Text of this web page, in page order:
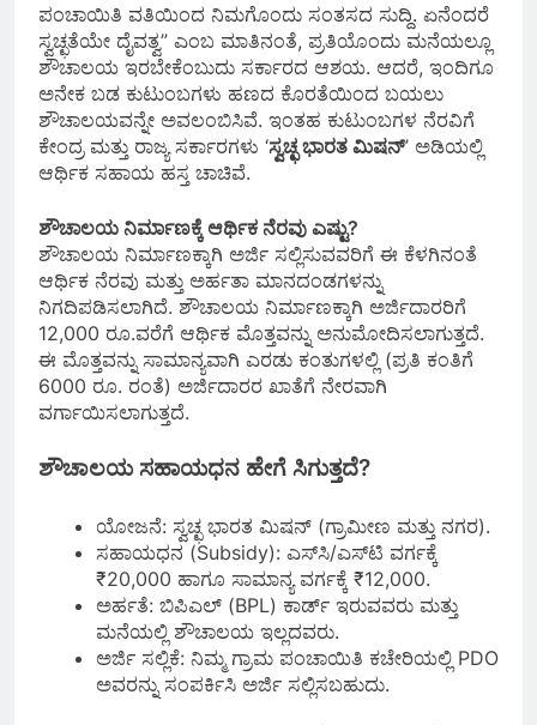
ಪಂಚಾಯಿತಿ ವತಿಯಿಂದ ನಿಮಗೊಂದು ಸಂತಸದ ಸುದ್ದಿ. ಏನೆಂದರೆ
ಸ್ವಚ್ಛತೆಯೇ ದೈವತ್ವ” ಎಂಬ ಮಾತಿನಂತೆ, ಪ್ರತಿಯೊಂದು ಮನೆಯಲ್ಲೂ
ಶೌಚಾಲಯ ಇರಬೇಕೆಂಬುದು ಸರ್ಕಾರದ ಆಶಯ. ಆದರೆ, ಇಂದಿಗೂ
ಅನೇಕ ಬಡ ಕುಟುಂಬಗಳು ಹಣದ ಕೊರತೆಯಿಂದ ಬಯಲು
ಶೌಚಾಲಯವನ್ನೇ ಅವಲಂಬಿಸಿವೆ. ಇಂತಹ ಕುಟುಂಬಗಳ ನೆರವಿಗೆ
ಕೇಂದ್ರ ಮತ್ತು ರಾಜ್ಯ ಸರ್ಕಾರಗಳು ‘ಸ್ವಚ್ಛ ಭಾರತ ಮಿಷನ್’ ಅಡಿಯಲ್ಲಿ
ಆರ್ಥಿಕ ಸಹಾಯ ಹಸ್ತ ಚಾಚಿವೆ.
ಶೌಚಾಲಯ ನಿರ್ಮಾಣಕ್ಕೆ ಆರ್ಥಿಕ ನೆರವು ಎಷ್ಟು?
ಶೌಚಾಲಯ ನಿರ್ಮಾಣಕ್ಕಾಗಿ ಅರ್ಜಿ ಸಲ್ಲಿಸುವವರಿಗೆ ಈ ಕೆಳಗಿನಂತೆ
ಆರ್ಥಿಕ ನೆರವು ಮತ್ತು ಅರ್ಹತಾ ಮಾನದಂಡಗಳನ್ನು
ನಿಗದಿಪಡಿಸಲಾಗಿದೆ. ಶೌಚಾಲಯ ನಿರ್ಮಾಣಕ್ಕಾಗಿ ಅರ್ಜಿದಾರರಿಗೆ
12,000 ರೂ.ವರೆಗೆ ಆರ್ಥಿಕ ಮೊತ್ತವನ್ನು ಅನುಮೋದಿಸಲಾಗುತ್ತದೆ.
ಈ ಮೊತ್ತವನ್ನು ಸಾಮಾನ್ಯವಾಗಿ ಎರಡು ಕಂತುಗಳಲ್ಲಿ (ಪ್ರತಿ ಕಂತಿಗೆ
6000 ರೂ. ರಂತೆ) ಅರ್ಜಿದಾರರ ಖಾತೆಗೆ ನೇರವಾಗಿ
ವರ್ಗಾಯಿಸಲಾಗುತ್ತದೆ.
ಶೌಚಾಲಯ ಸಹಾಯಧನ ಹೇಗೆ ಸಿಗುತ್ತದೆ?
ಯೋಜನೆ: ಸ್ವಚ್ಛ ಭಾರತ ಮಿಷನ್ (ಗ್ರಾಮೀಣ ಮತ್ತು ನಗರ).
ಸಹಾಯಧನ (Subsidy): ಎಸ್‌ಸಿ/ಎಸ್‌ಟಿ ವರ್ಗಕ್ಕೆ
₹20,000 ಹಾಗೂ ಸಾಮಾನ್ಯ ವರ್ಗಕ್ಕೆ ₹12,000.
ಅರ್ಹತೆ: ಬಿಪಿಎಲ್ (BPL) ಕಾರ್ಡ್ ಇರುವವರು ಮತ್ತು
ಮನೆಯಲ್ಲಿ ಶೌಚಾಲಯ ಇಲ್ಲದವರು.
ಅರ್ಜಿ ಸಲ್ಲಿಕೆ: ನಿಮ್ಮ ಗ್ರಾಮ ಪಂಚಾಯಿತಿ ಕಚೇರಿಯಲ್ಲಿ PDO
ಅವರನ್ನು ಸಂಪರ್ಕಿಸಿ ಅರ್ಜಿ ಸಲ್ಲಿಸಬಹುದು.